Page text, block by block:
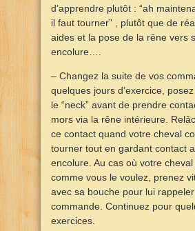
d’apprendre plutôt : “ah
il faut tourner” , plutôt que de
aides et la pose de la rêne vers
encolure….
– Changez la suite de vos
quelques jours d’exercice,
le “neck” avant de prendre
mors via la rêne intérieure.
ce contact quand votre cheval
tourner tout en gardant contact
encolure. Au cas où votre
comme vous le voulez, prenez
avec sa bouche pour lui
commande. Continuez pour
exercices.